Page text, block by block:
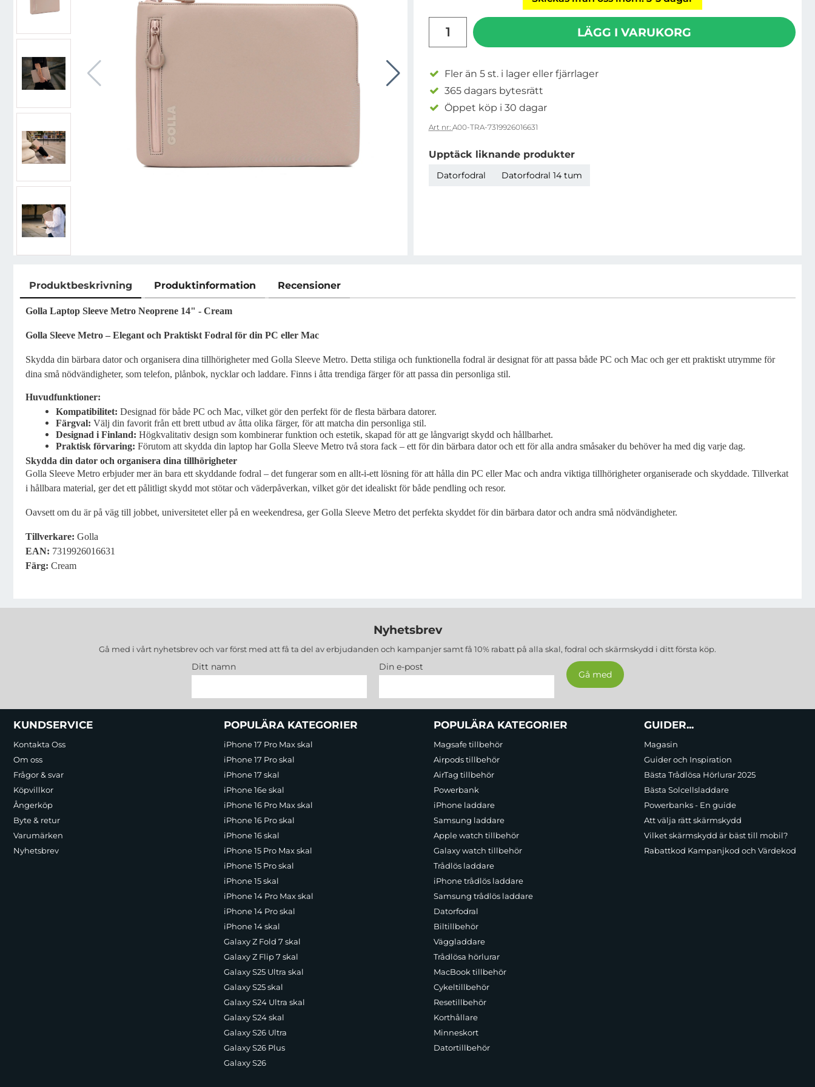
LÄGG I VARUKORG
Fler än 5 st. i lager eller fjärrlager
365 dagars bytesrätt
Öppet köp i 30 dagar
Art nr: A00-TRA-7319926016631
Upptäck liknande produkter
Datorfodral Datorfodral 14 tum
Produktbeskrivning Produktinformation Recensioner
Produktbeskrivning
Golla Laptop Sleeve Metro Neoprene 14" - Cream
Golla Sleeve Metro – Elegant och Praktiskt Fodral för din PC eller Mac
Skydda din bärbara dator och organisera dina tillhörigheter med Golla Sleeve Metro. Detta stiliga och funktionella fodral är designat för att passa både PC och Mac och ger ett praktiskt utrymme för
dina små nödvändigheter, som telefon, plånbok, nycklar och laddare. Finns i åtta trendiga färger för att passa din personliga stil.
Huvudfunktioner:
Kompatibilitet: Designad för både PC och Mac, vilket gör den perfekt för de flesta bärbara datorer.
Färgval: Välj din favorit från ett brett utbud av åtta olika färger, för att matcha din personliga stil.
Designad i Finland: Högkvalitativ design som kombinerar funktion och estetik, skapad för att ge långvarigt skydd och hållbarhet.
Praktisk förvaring: Förutom att skydda din laptop har Golla Sleeve Metro två stora fack – ett för din bärbara dator och ett för alla andra småsaker du behöver ha med dig varje dag.
Skydda din dator och organisera dina tillhörigheter
Golla Sleeve Metro erbjuder mer än bara ett skyddande fodral – det fungerar som en allt-i-ett lösning för att hålla din PC eller Mac och andra viktiga tillhörigheter organiserade och skyddade. Tillverkat
i hållbara material, ger det ett pålitligt skydd mot stötar och väderpåverkan, vilket gör det idealiskt för både pendling och resor.
Oavsett om du är på väg till jobbet, universitetet eller på en weekendresa, ger Golla Sleeve Metro det perfekta skyddet för din bärbara dator och andra små nödvändigheter.
Tillverkare: Golla
EAN: 7319926016631
Färg: Cream
Nyhetsbrev
Gå med i vårt nyhetsbrev och var först med att få ta del av erbjudanden och kampanjer samt få 10% rabatt på alla skal, fodral och skärmskydd i ditt första köp.
Ditt namn Din e-post
Sidfot Blandad info och länkar
KUNDSERVICE
Kontakta Oss
Om oss
Frågor & svar
Köpvillkor
Ångerköp
Byte & retur
Varumärken
Nyhetsbrev
POPULÄRA KATEGORIER
iPhone 17 Pro Max skal
iPhone 17 Pro skal
iPhone 17 skal
iPhone 16e skal
iPhone 16 Pro Max skal
iPhone 16 Pro skal
iPhone 16 skal
iPhone 15 Pro Max skal
iPhone 15 Pro skal
iPhone 15 skal
iPhone 14 Pro Max skal
iPhone 14 Pro skal
iPhone 14 skal
Galaxy Z Fold 7 skal
Galaxy Z Flip 7 skal
Galaxy S25 Ultra skal
Galaxy S25 skal
Galaxy S24 Ultra skal
Galaxy S24 skal
Galaxy S26 Ultra
Galaxy S26 Plus
Galaxy S26
POPULÄRA KATEGORIER
Magsafe tillbehör
Airpods tillbehör
AirTag tillbehör
Powerbank
iPhone laddare
Samsung laddare
Apple watch tillbehör
Galaxy watch tillbehör
Trådlös laddare
iPhone trådlös laddare
Samsung trådlös laddare
Datorfodral
Biltillbehör
Väggladdare
Trådlösa hörlurar
MacBook tillbehör
Cykeltillbehör
Resetillbehör
Korthållare
Minneskort
Datortillbehör
GUIDER...
Magasin
Guider och Inspiration
Bästa Trådlösa Hörlurar 2025
Bästa Solcellsladdare
Powerbanks - En guide
Att välja rätt skärmskydd
Vilket skärmskydd är bäst till mobil?
Rabattkod Kampanjkod och Värdekod